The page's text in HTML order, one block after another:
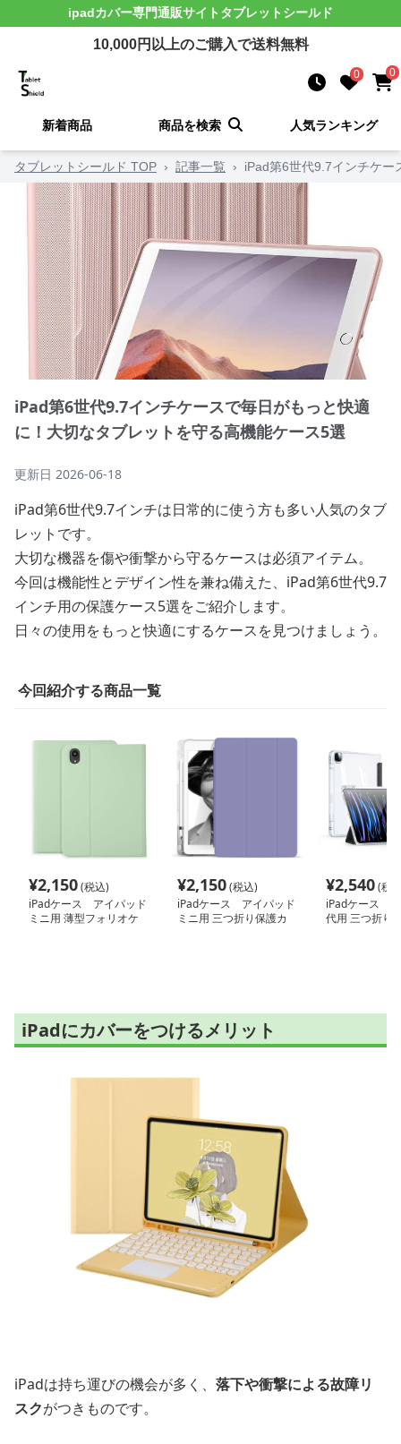
ipadカバー専門通販サイト タブレットシールド
10,000円以上のご購入で送料無料
0 0
新着商品 商品を検索 人気ランキング
タブレットシールド TOP › 記事一覧 › iPad第6世代9.7インチケー
iPad第6世代9.7インチケースで毎日がもっと快適
に！大切なタブレットを守る高機能ケース5選
更新日 2026-06-18
iPad第6世代9.7インチは日常的に使う方も多い人気のタブ
レットです。
大切な機器を傷や衝撃から守るケースは必須アイテム。
今回は機能性とデザイン性を兼ね備えた、iPad第6世代9.7
インチ用の保護ケース5選をご紹介します。
日々の使用をもっと快適にするケースを見つけましょう。
今回紹介する商品一覧
¥2,150(税込)
iPadケース アイパッド
ミニ用 薄型フォリオケ
¥2,150(税込)
iPadケース アイパッド
ミニ用 三つ折り保護カ
¥2,540(税
iPadケース
代用 三つ折り
iPadにカバーをつけるメリット
iPadは持ち運びの機会が多く、 落下や衝撃による故障リ
スクがつきものです。